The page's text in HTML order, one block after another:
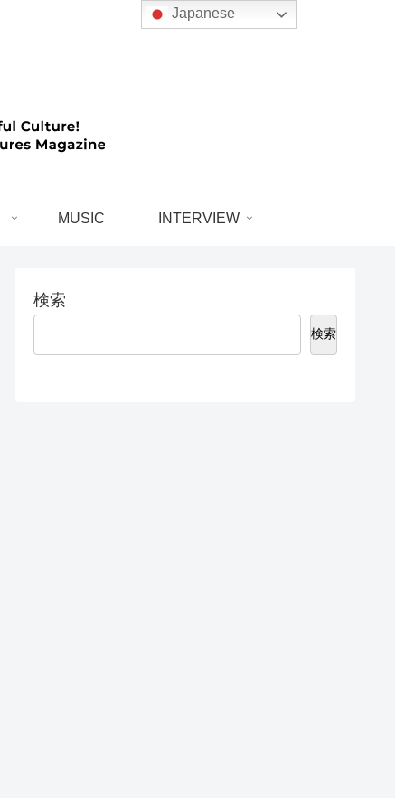
MUSIC INTERVIEW
検索
検索
Japanese